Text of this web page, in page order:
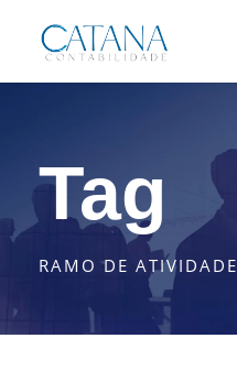
Tag
RAMO DE ATIVIDADE